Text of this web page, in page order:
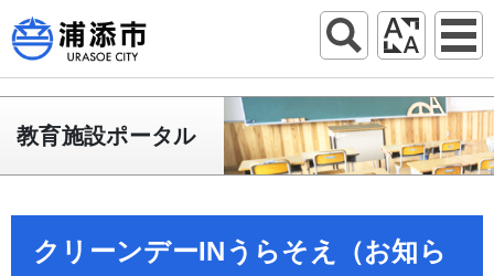
教育施設ポータル
クリーンデーINうらそえ（お知ら